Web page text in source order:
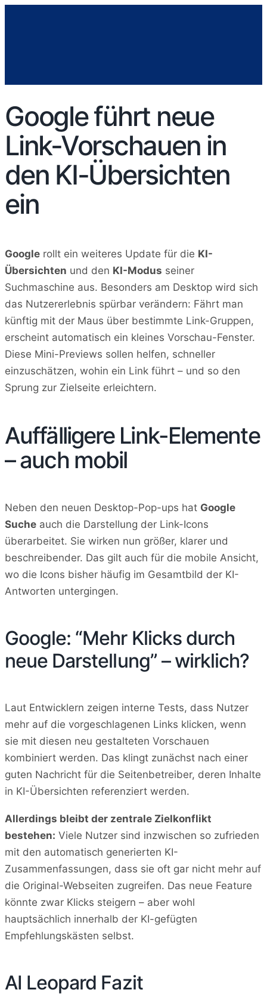
Google führt neue
Link-Vorschauen in
den KI-Übersichten
ein
Google rollt ein weiteres Update für die KI-
Übersichten und den KI-Modus seiner
Suchmaschine aus. Besonders am Desktop wird sich
das Nutzererlebnis spürbar verändern: Fährt man
künftig mit der Maus über bestimmte Link-Gruppen,
erscheint automatisch ein kleines Vorschau-Fenster.
Diese Mini-Previews sollen helfen, schneller
einzuschätzen, wohin ein Link führt – und so den
Sprung zur Zielseite erleichtern.
Auffälligere Link-Elemente
– auch mobil
Neben den neuen Desktop-Pop-ups hat Google
Suche auch die Darstellung der Link-Icons
überarbeitet. Sie wirken nun größer, klarer und
beschreibender. Das gilt auch für die mobile Ansicht,
wo die Icons bisher häufig im Gesamtbild der KI-
Antworten untergingen.
Google: “Mehr Klicks durch
neue Darstellung” – wirklich?
Laut Entwicklern zeigen interne Tests, dass Nutzer
mehr auf die vorgeschlagenen Links klicken, wenn
sie mit diesen neu gestalteten Vorschauen
kombiniert werden. Das klingt zunächst nach einer
guten Nachricht für die Seitenbetreiber, deren Inhalte
in KI-Übersichten referenziert werden.
Allerdings bleibt der zentrale Zielkonflikt
bestehen: Viele Nutzer sind inzwischen so zufrieden
mit den automatisch generierten KI-
Zusammenfassungen, dass sie oft gar nicht mehr auf
die Original-Webseiten zugreifen. Das neue Feature
könnte zwar Klicks steigern – aber wohl
hauptsächlich innerhalb der KI-gefügten
Empfehlungskästen selbst.
AI Leopard Fazit